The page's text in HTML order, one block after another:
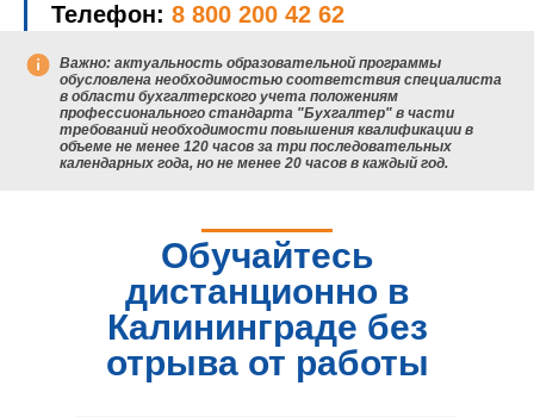
Телефон: 8 800 200 42 62
Важно: актуальность образовательной программы
обусловлена необходимостью соответствия специалиста
в области бухгалтерского учета положениям
профессионального стандарта "Бухгалтер" в части
требований необходимости повышения квалификации в
объеме не менее 120 часов за три последовательных
календарных года, но не менее 20 часов в каждый год.
Обучайтесь
дистанционно в
Калининграде без
отрыва от работы